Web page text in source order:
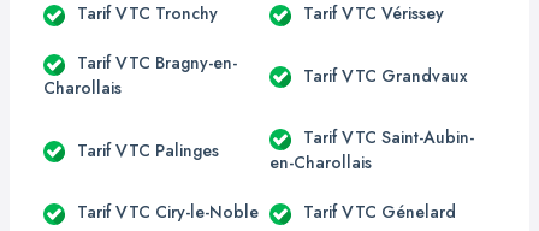
Tarif VTC Tronchy Tarif VTC Vérissey
Tarif VTC Bragny-en-
Charollais
Tarif VTC Grandvaux
Tarif VTC Palinges
Tarif VTC Saint-Aubin-
en-Charollais
Tarif VTC Ciry-le-Noble Tarif VTC Génelard